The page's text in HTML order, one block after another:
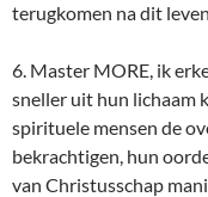
terugkomen na dit
6. Master MORE, ik
sneller uit hun lichaam
spirituele mensen de
bekrachtigen, hun
van Christusschap